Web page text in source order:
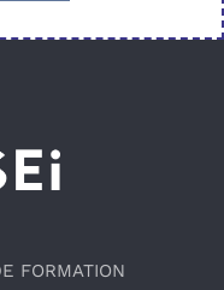
FORMATION